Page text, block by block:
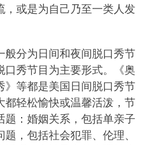
，或是为自己乃至一类人发
分为日间和夜间脱口秀节
口秀节目为主要形式。《奥
》等都是美国日间脱口秀节
都轻松愉快或温馨活泼，节
题：婚姻关系，包括单亲子
，包括社会犯罪、伦理、